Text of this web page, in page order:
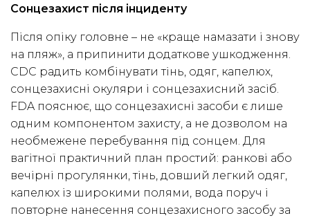
Сонцезахист після інциденту
Після опіку головне – не «краще намазати і знову
на пляж», а припинити додаткове ушкодження.
CDC радить комбінувати тінь, одяг, капелюх,
сонцезахисні окуляри і сонцезахисний засіб.
FDA пояснює, що сонцезахисні засоби є лише
одним компонентом захисту, а не дозволом на
необмежене перебування під сонцем. Для
вагітної практичний план простий: ранкові або
вечірні прогулянки, тінь, довший легкий одяг,
капелюх із широкими полями, вода поруч і
повторне нанесення сонцезахисного засобу за